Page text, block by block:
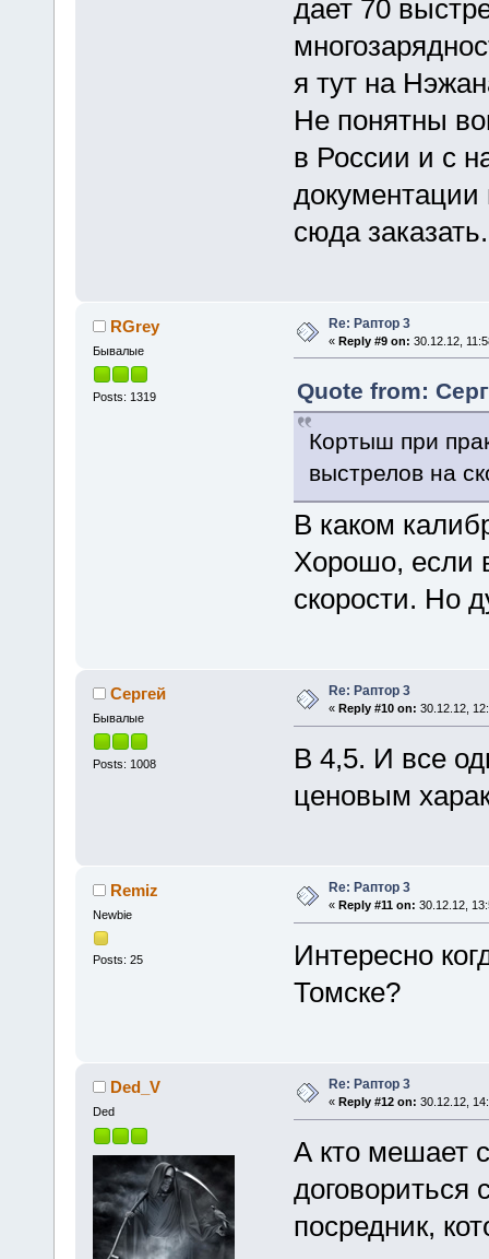
дает 70
я тут на
Не понятны
в России и с
документации
сюда заказать.
RGrey
Бывалые
Posts: 1319
Re: Раптор 3
« Reply #9 on: 30.12.12,
Quote from:
Кортыш при
выстрелов на
В каком
Хорошо, если
скорости. Но
Сергей
Бывалые
Posts: 1008
Re: Раптор 3
« Reply #10 on: 30.12.12,
В 4,5. И все
ценовым
Remiz
Newbie
Posts: 25
Re: Раптор 3
« Reply #11 on: 30.12.12,
Интересно
Томске?
Ded_V
Ded
Re: Раптор 3
« Reply #12 on: 30.12.12,
А кто мешает
посредник,